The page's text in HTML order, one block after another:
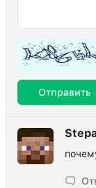
Отправить